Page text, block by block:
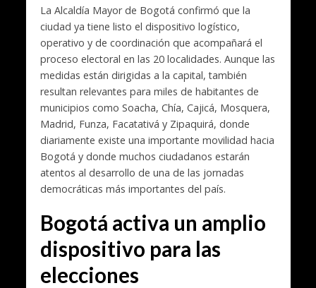
La Alcaldía Mayor de Bogotá confirmó que la
ciudad ya tiene listo el dispositivo logístico,
operativo y de coordinación que acompañará el
proceso electoral en las 20 localidades. Aunque las
medidas están dirigidas a la capital, también
resultan relevantes para miles de habitantes de
municipios como Soacha, Chía, Cajicá, Mosquera,
Madrid, Funza, Facatativá y Zipaquirá, donde
diariamente existe una importante movilidad hacia
Bogotá y donde muchos ciudadanos estarán
atentos al desarrollo de una de las jornadas
democráticas más importantes del país.
Bogotá activa un amplio
dispositivo para las
elecciones